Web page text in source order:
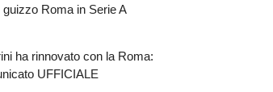
guizzo Roma in Serie A
ha rinnovato con la Roma:
UFFICIALE